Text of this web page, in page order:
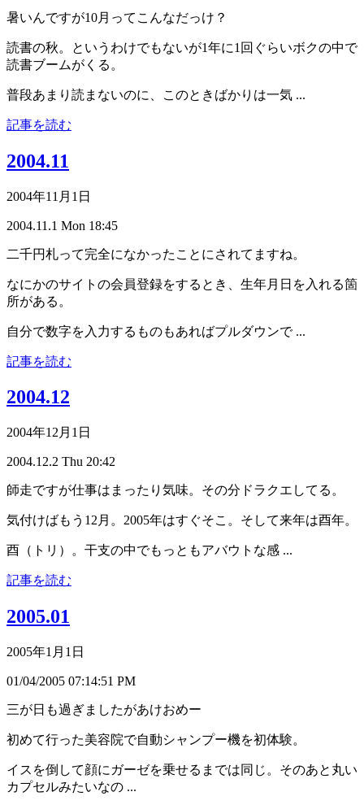
暑いんですが10月ってこんなだっけ？
読書の秋。というわけでもないが1年に1回ぐらいボクの中で
読書ブームがくる。
普段あまり読まないのに、このときばかりは一気 ...
記事を読む
2004.11
2004年11月1日
2004.11.1 Mon 18:45
二千円札って完全になかったことにされてますね。
なにかのサイトの会員登録をするとき、生年月日を入れる箇
所がある。
自分で数字を入力するものもあればプルダウンで ...
記事を読む
2004.12
2004年12月1日
2004.12.2 Thu 20:42
師走ですが仕事はまったり気味。その分ドラクエしてる。
気付けばもう12月。2005年はすぐそこ。そして来年は酉年。
酉（トリ）。干支の中でもっともアバウトな感 ...
記事を読む
2005.01
2005年1月1日
01/04/2005 07:14:51 PM
三が日も過ぎましたがあけおめー
初めて行った美容院で自動シャンプー機を初体験。
イスを倒して顔にガーゼを乗せるまでは同じ。そのあと丸い
カプセルみたいなの ...